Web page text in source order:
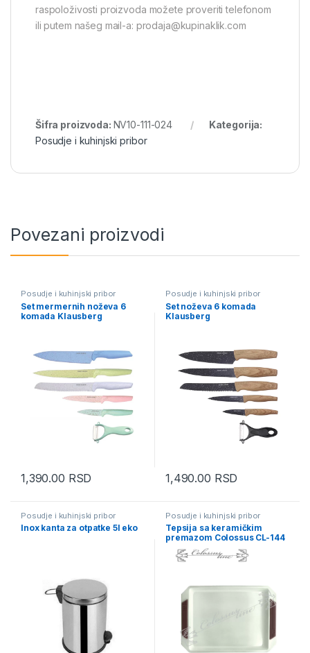
raspoloživosti proizvoda možete proveriti telefonom
ili putem našeg mail-a: prodaja@kupinaklik.com
Šifra proizvoda: NV10-111-024
Kategorija:
Posudje i kuhinjski pribor
Povezani proizvodi
Posudje i kuhinjski pribor
Set mermernih noževa 6
komada Klausberg
1,390.00 RSD
Posudje i kuhinjski pribor
Set noževa 6 komada
Klausberg
1,490.00 RSD
Posudje i kuhinjski pribor
Inox kanta za otpatke 5l eko
Posudje i kuhinjski pribor
Tepsija sa keramičkim
premazom Colossus CL-144